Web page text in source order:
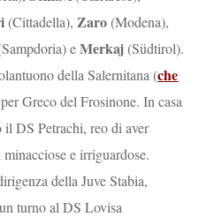
(Cittadella), Zaro(Modena),
eMerkaj(Südtirol).
della Salernitana (che
Greco del Frosinone. In casa
il DS Petrachi, reo di aver
e irriguardose.
della Juve Stabia,
turno al DS Lovisa